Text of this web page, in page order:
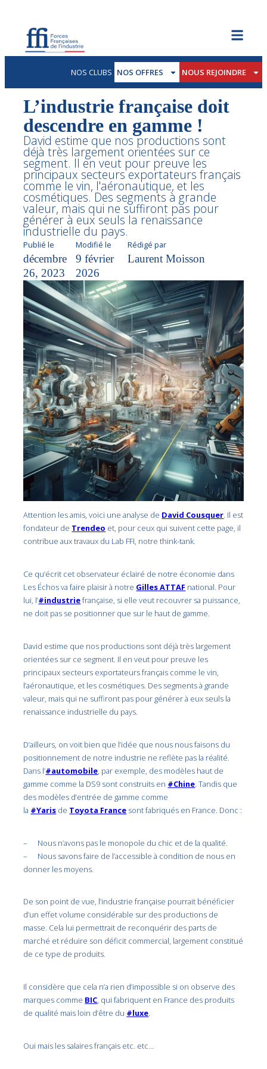
NOS CLUBS NOS OFFRES NOUS REJOINDRE
L’industrie française doit
descendre en gamme !
David estime que nos productions sont
déjà très largement orientées sur ce
segment. Il en veut pour preuve les
principaux secteurs exportateurs français
comme le vin, l'aéronautique, et les
cosmétiques. Des segments à grande
valeur, mais qui ne suffiront pas pour
générer à eux seuls la renaissance
industrielle du pays.
Publié le
décembre
26, 2023
Modifié le
9 février
2026
Rédigé par
Laurent Moisson
Attention les amis, voici une analyse de David Cousquer. Il est
fondateur de Trendeo et, pour ceux qui suivent cette page, il
contribue aux travaux du Lab FFI, notre think-tank.
Ce qu’écrit cet observateur éclairé de notre économie dans
Les Échos va faire plaisir à notre Gilles ATTAF national. Pour
lui, l’#industriefrançaise, si elle veut recouvrer sa puissance,
ne doit pas se positionner que sur le haut de gamme.
David estime que nos productions sont déjà très largement
orientées sur ce segment. Il en veut pour preuve les
principaux secteurs exportateurs français comme le vin,
l’aéronautique, et les cosmétiques. Des segments à grande
valeur, mais qui ne suffiront pas pour générer à eux seuls la
renaissance industrielle du pays.
D’ailleurs, on voit bien que l’idée que nous nous faisons du
positionnement de notre industrie ne reflète pas la réalité.
Dans l’#automobile, par exemple, des modèles haut de
gamme comme la DS9 sont construits en #Chine. Tandis que
des modèles d’entrée de gamme comme
la #Yaris de Toyota France sont fabriqués en France. Donc :
– Nous n’avons pas le monopole du chic et de la qualité.
– Nous savons faire de l’accessible à condition de nous en
donner les moyens.
De son point de vue, l’industrie française pourrait bénéficier
d’un effet volume considérable sur des productions de
masse. Cela lui permettrait de reconquérir des parts de
marché et réduire son déficit commercial, largement constitué
de ce type de produits.
Il considère que cela n’a rien d’impossible si on observe des
marques comme BIC, qui fabriquent en France des produits
de qualité mais loin d’être du #luxe.
Oui mais les salaires français etc. etc…